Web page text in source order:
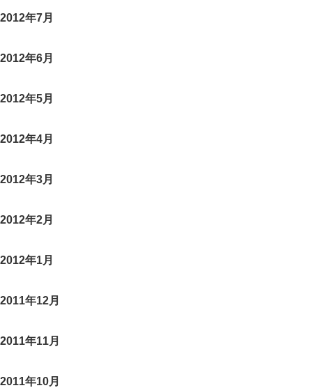
2012年7月
2012年6月
2012年5月
2012年4月
2012年3月
2012年2月
2012年1月
2011年12月
2011年11月
2011年10月